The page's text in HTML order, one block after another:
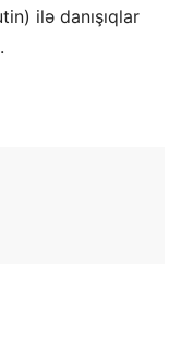
ilə danışıqlar